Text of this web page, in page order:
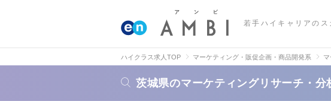
若手ハイキャリアのス
ハイクラス求人TOP マーケティング・販促企画・商品開発系
茨城県のマーケティングリサーチ・分